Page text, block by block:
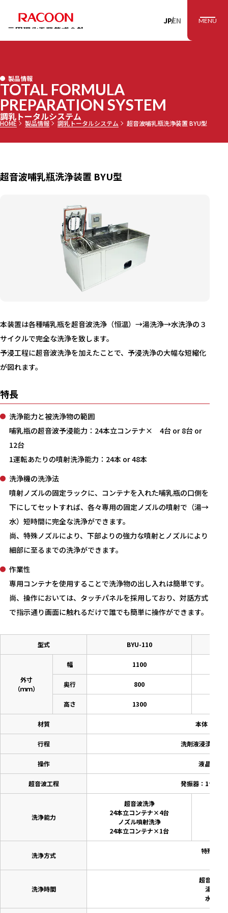
RACOON 三田理
JPEN MENU
製品情報
TOTAL FORMULA
PREPARATION SYSTEM
調乳トータルシステム
HOME 製品情報 調乳トータルシステム 超音波哺乳瓶洗浄装置 BYU型
超音波哺乳瓶洗浄装置 BYU型
本装置は各種哺乳瓶を超音波洗浄（恒温）→湯洗浄→水洗浄の３
サイクルで完全な洗浄を致します。
予浸工程に超音波洗浄を加えたことで、予浸洗浄の大幅な短縮化
が図れます。
特長
洗浄能力と被洗浄物の範囲
哺乳瓶の超音波予浸能力：24本立コンテナ× 4台 or 8台 or
12台
1運転あたりの噴射洗浄能力：24本 or 48本
洗浄機の洗浄法
噴射ノズルの固定ラックに、コンテナを入れた哺乳瓶の口側を
下にしてセットすれば、各々専用の固定ノズルの噴射で（湯→
水）短時間に完全な洗浄ができます。
尚、特殊ノズルにより、下部よりの強力な噴射とノズルにより
細部に至るまでの洗浄ができます。
作業性
専用コンテナを使用することで洗浄物の出し入れは簡単です。
尚、操作においては、タッチパネルを採用しており、対話方式
で指示通り画面に触れるだけで誰でも簡単に操作ができます。
型式 BYU-110
外寸
（ｍｍ）
幅 1100
奥行 800
高さ 1300
材質 本体 配管
行程 洗剤液浸漬洗
操作 液晶タッ
超音波工程 発振器：1台
洗浄能力
超音波洗浄
24本立コンテナ×4台
ノズル噴射洗浄
24本立コンテナ×1台
洗浄方式
特殊ノズ
洗浄時間
超音波洗
湯洗浄
水洗浄